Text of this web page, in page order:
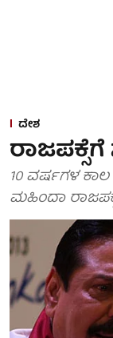
ದೇಶ
ರಾಜಪಕ್ಸೆಗೆ
10 ವರ್ಷಗಳ ಕಾಲ
ಮಹಿಂದಾ